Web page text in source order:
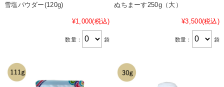
雪塩パウダー(120g)
¥1,000(税込)
数量： 袋
ぬちまーす250g（大）
¥3,500(税込)
数量： 袋